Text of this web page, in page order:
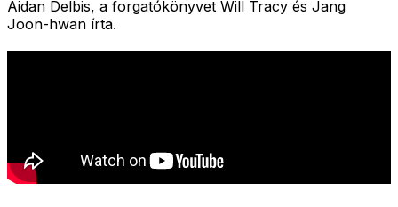
Aidan Delbis, a forgatókönyvet Will Tracy és Jang
Joon-hwan írta.